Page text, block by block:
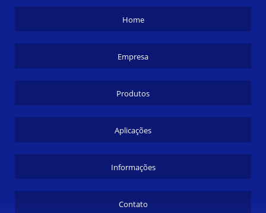
Home
Empresa
Produtos
Aplicações
Informações
Contato